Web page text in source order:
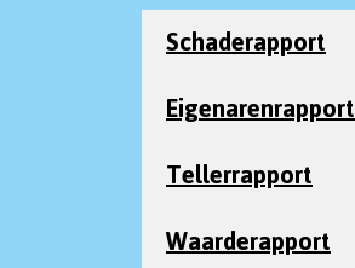
Schaderapport
Eigenarenrapport
Tellerrapport
Waarderapport